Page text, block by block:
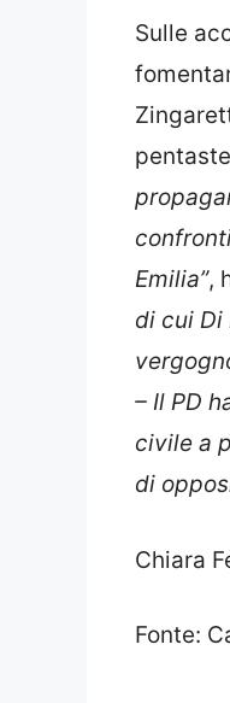
Emilia”,
di cui Di
– Il PD
civile a
di